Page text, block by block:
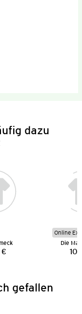
dazu
Online
Die
gefallen